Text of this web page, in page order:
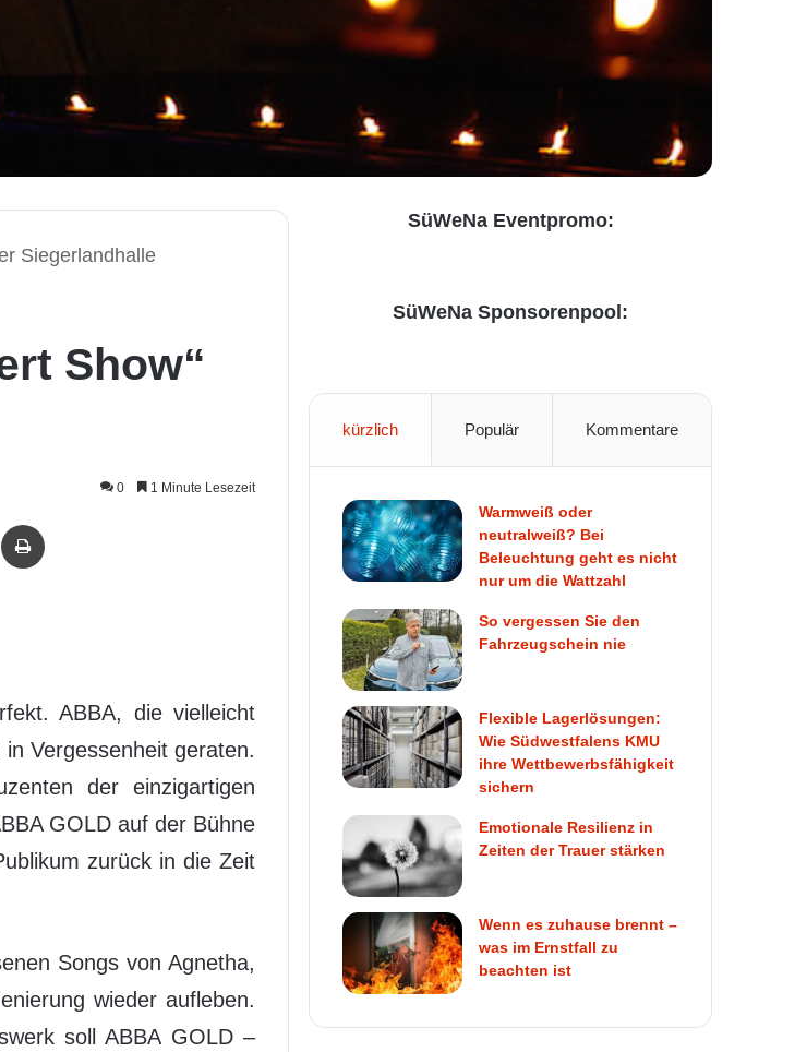
Siegerlandhalle
Show“
0 1 Minute Lesezeit
ABBA, die vielleicht
Vergessenheit geraten.
der einzigartigen
GOLD auf der Bühne
zurück in die Zeit
Songs von Agnetha,
wieder aufleben.
soll ABBA GOLD –
SüWeNa Eventpromo:
SüWeNa Sponsorenpool:
kürzlich Populär Kommentare
Warmweiß oder
neutralweiß? Bei
Beleuchtung geht es nicht
nur um die Wattzahl
So vergessen Sie den
Fahrzeugschein nie
Flexible Lagerlösungen:
Wie Südwestfalens KMU
ihre Wettbewerbsfähigkeit
sichern
Emotionale Resilienz in
Zeiten der Trauer stärken
Wenn es zuhause brennt –
was im Ernstfall zu
beachten ist